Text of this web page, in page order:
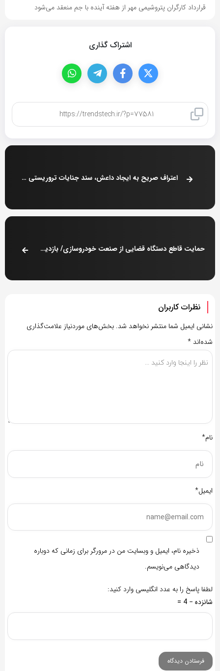
قرارداد کارگران پتروشیمی مهر از هفته آینده با جم منعقد می‌شود
اشتراک گذاری
اعتراف صریح به ایجاد داعش، سند جنایات تروریستی آمریکایی‌هاست
حمایت قاطع دستگاه قضایی از صنعت خودروسازی/ بازدید دادستان تهران از کارخانه سایپا
نظرات کاربران
نشانی ایمیل شما منتشر نخواهد شد. بخش‌های موردنیاز علامت‌گذاری
شده‌اند *
نام*
ایمیل*
ذخیره نام، ایمیل و وبسایت من در مرورگر برای زمانی که دوباره
دیدگاهی می‌نویسم.
لطفا پاسخ را به عدد انگلیسی وارد کنید:
شانزده − 4 =